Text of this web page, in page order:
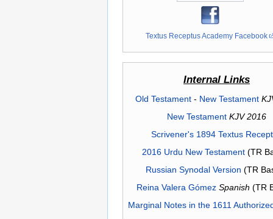
Textus Receptus Academy Facebook
Internal Links
Old Testament- New Testament
New Testament KJV 2016
Scrivener's 1894 Textus
2016 Urdu New Testament(TR
Russian Synodal Version (TR
Reina Valera Gómez Spanish (TR
Marginal Notes in the 1611